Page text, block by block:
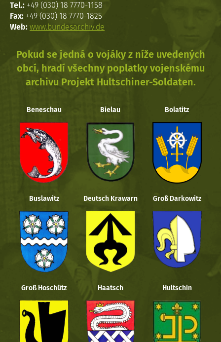
Tel.: +49 (030) 18 7770-1158
Fax: +49 (030) 18 7770-1825
Web: www.bundesarchiv.de
Pokud se jedná o vojáky z níže uvedených
obcí, hradí všechny poplatky vojenskému
archivu Projekt Hultschiner-Soldaten.
Beneschau Bielau Bolatitz
Buslawitz Deutsch Krawarn Groß Darkowitz
Groß Hoschütz Haatsch Hultschin